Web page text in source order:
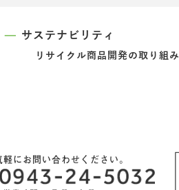
サステナビリティ
リサイクル商品開発の取り組み
軽にお問い合わせください。